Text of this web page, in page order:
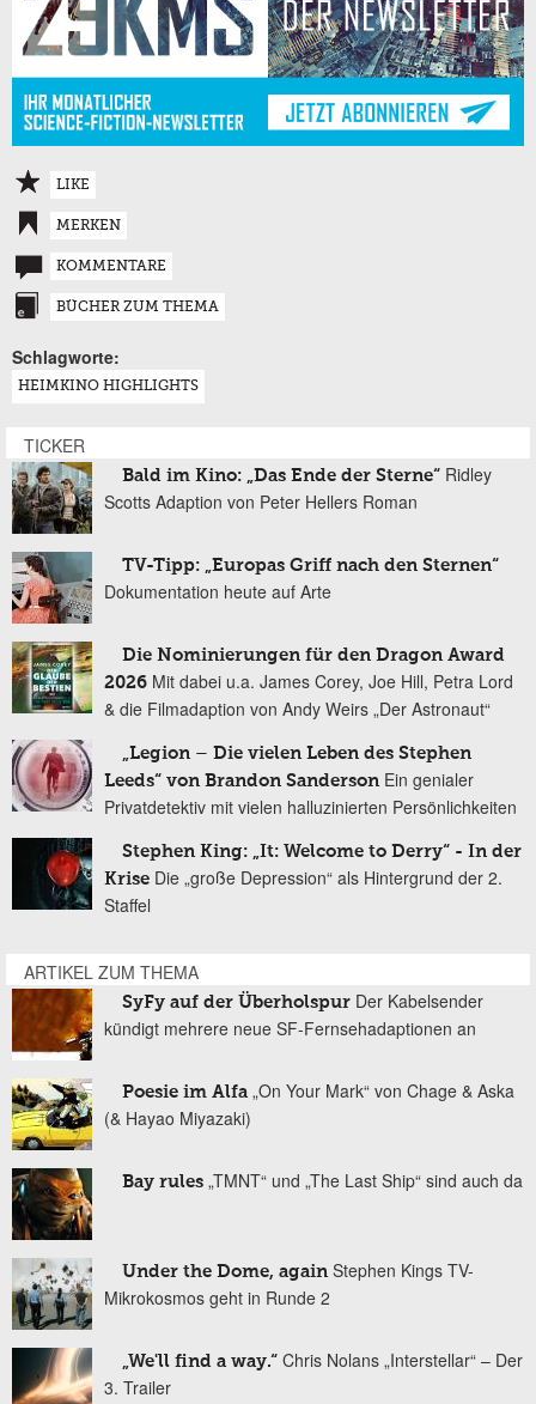
LIKE
MERKEN
KOMMENTARE
BÜCHER ZUM THEMA
Schlagworte:
HEIMKINO HIGHLIGHTS
TICKER
Bald im Kino: „Das Ende der Sterne“ Ridley
Scotts Adaption von Peter Hellers Roman
TV-Tipp: „Europas Griff nach den Sternen“
Dokumentation heute auf Arte
Die Nominierungen für den Dragon Award
2026 Mit dabei u.a. James Corey, Joe Hill, Petra Lord
& die Filmadaption von Andy Weirs „Der Astronaut“
„Legion – Die vielen Leben des Stephen
Leeds“ von Brandon Sanderson Ein genialer
Privatdetektiv mit vielen halluzinierten Persönlichkeiten
Stephen King: „It: Welcome to Derry“ - In der
Krise Die „große Depression“ als Hintergrund der 2.
Staffel
ARTIKEL ZUM THEMA
SyFy auf der Überholspur Der Kabelsender
kündigt mehrere neue SF-Fernsehadaptionen an
Poesie im Alfa „On Your Mark“ von Chage & Aska
(& Hayao Miyazaki)
Bay rules „TMNT“ und „The Last Ship“ sind auch da
Under the Dome, again Stephen Kings TV-
Mikrokosmos geht in Runde 2
„We'll find a way.“ Chris Nolans „Interstellar“ – Der
3. Trailer